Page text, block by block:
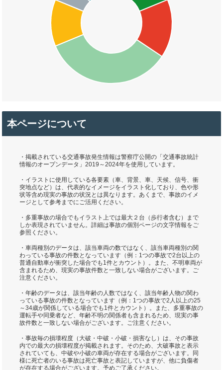
本ページについて
・掲載されている交通事故発生情報は警察庁公開の「交通事故統計
情報のオープンデータ」2019～2024年を使用しています。
・イラストに使用している各要素（車、背景、車、天候、信号、衝
突地点など）は、代表的なイメージをイラスト化しており、色や形
状等含め現実の事故の状況とは異なります。あくまで、事故のイメ
ージとして参考までにご活用ください。
・多重事故の場合でもイラスト上では最大２台（歩行者含む）まで
しか表現されていません。詳細は事故の個別ページの文字情報をご
参照ください。
・車両種別のデータは、該当車両の数ではなく、該当車両種別の関
わっている事故の件数となっています（例：1つの事故で2台以上の
普通自動車が衝突した場合でも1件とカウント）。また、不明車両が
含まれるため、現実の事故件数と一致しない場合がございます。ご
注意ください。
・年齢のデータは、該当年齢の人数ではなく、該当年齢人物の関わ
っている事故の件数となっています（例：1つの事故で2人以上の25
～34歳が関係している場合でも1件とカウント）。また、多重事故の
運転手や同乗者など、年齢不明の関係者も含まれるため、現実の事
故件数と一致しない場合がございます。ご注意ください。
・事故毎の損壊程度（大破・中破・小破・損害なし）は、その事故
内での最大の損壊程度が掲載されます。そのため、大破事故と表示
されていても、中破や小破の車両が存在する場合がございます。同
様に死亡者のいる事故は死亡事故と表記していますが、他に負傷者
が存在する場合がございます。予めご了承ください。